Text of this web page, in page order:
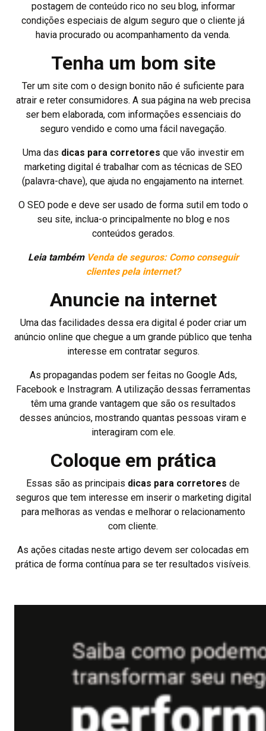
postagem de conteúdo rico no seu blog, informar
condições especiais de algum seguro que o cliente já
havia procurado ou acompanhamento da venda.
Tenha um bom site
Ter um site com o design bonito não é suficiente para
atrair e reter consumidores. A sua página na web precisa
ser bem elaborada, com informações essenciais do
seguro vendido e como uma fácil navegação.
Uma das dicas para corretores que vão investir em
marketing digital é trabalhar com as técnicas de SEO
(palavra-chave), que ajuda no engajamento na internet.
O SEO pode e deve ser usado de forma sutil em todo o
seu site, inclua-o principalmente no blog e nos
conteúdos gerados.
Leia também Venda de seguros: Como conseguir
clientes pela internet?
Anuncie na internet
Uma das facilidades dessa era digital é poder criar um
anúncio online que chegue a um grande público que tenha
interesse em contratar seguros.
As propagandas podem ser feitas no Google Ads,
Facebook e Instragram. A utilização dessas ferramentas
têm uma grande vantagem que são os resultados
desses anúncios, mostrando quantas pessoas viram e
interagiram com ele.
Coloque em prática
Essas são as principais dicas para corretores de
seguros que tem interesse em inserir o marketing digital
para melhoras as vendas e melhorar o relacionamento
com cliente.
As ações citadas neste artigo devem ser colocadas em
prática de forma contínua para se ter resultados visíveis.